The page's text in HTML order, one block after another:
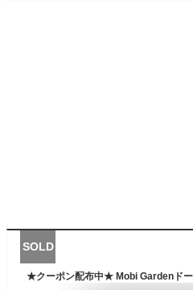
SOLD